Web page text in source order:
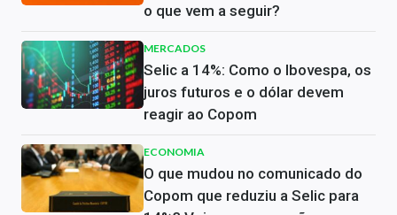
o que vem a seguir?
MERCADOS
Selic a 14%: Como o Ibovespa, os
juros futuros e o dólar devem
reagir ao Copom
ECONOMIA
O que mudou no comunicado do
Copom que reduziu a Selic para